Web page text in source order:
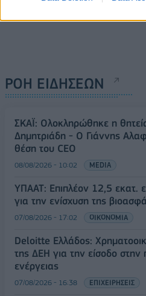
ΡΟΗ ΕΙΔΗΣΕΩΝ
ΣΚΑΪ: Ολοκληρώθηκε η
Δημητριάδη - Ο Γιάννης
θέση του CEO
08/08/2026 - 10:02 MEDIA
ΥΠΑΑΤ: Επιπλέον 12,5 εκατ.
για την ενίσχυση της
07/08/2026 - 17:02 ΟΙΚΟΝΟΜΙΑ
Deloitte Ελλάδος:
της ΔΕΗ για την είσοδο
ενέργειας
07/08/2026 - 16:38 ΕΠΙΧΕΙΡΗΣΕΙΣ